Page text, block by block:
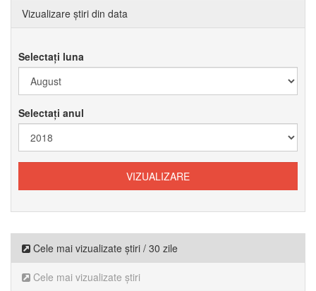
Vizualizare știri din data
Selectați luna
Selectați anul
Cele mai vizualizate știri / 30 zile
Cele mai vizualizate știri